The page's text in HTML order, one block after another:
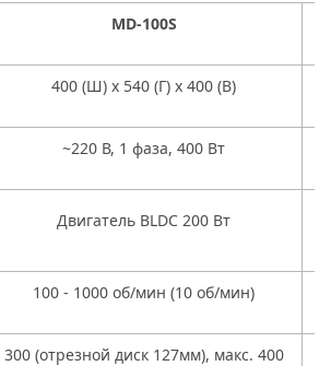
MD-100S
400 (Ш) х 540 (Г) х 400 (В)
~220 В, 1 фаза, 400 Вт
Двигатель BLDC 200 Вт
100 - 1000 об/мин (10 об/мин)
300 (отрезной диск 127мм), макс. 400